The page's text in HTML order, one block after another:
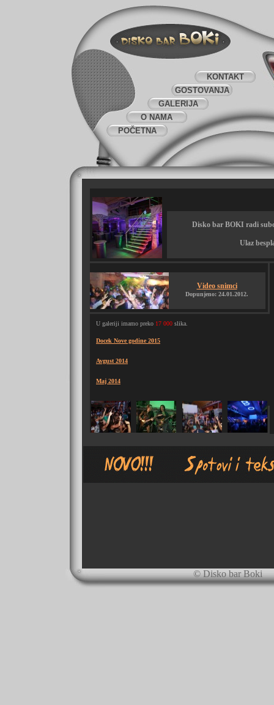
POČETNA
O NAMA
GALERIJA
GOSTOVANJA
KONTAKT
Disko bar BOKI radi
Ulaz
Video snimci
Dopunjeno: 24.01.2012.
U galeriji imamo preko 17 000 slika.
Docek Nove godine 2015
Avgust 2014
Maj 2014
© Disko bar Boki